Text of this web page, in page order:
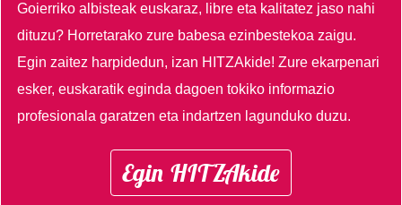
Goierriko albisteak euskaraz, libre eta kalitatez jaso nahi
dituzu? Horretarako zure babesa ezinbestekoa zaigu.
Egin zaitez harpidedun, izan HITZAkide!Zure ekarpenari
esker, euskaratik eginda dagoen tokiko informazio
profesionala garatzen eta indartzen lagunduko duzu.
Egin HITZAkide